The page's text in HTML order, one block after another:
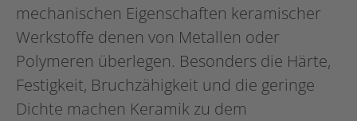
mechanischen Eigenschaften keramischer
Werkstoffe denen von Metallen oder
Polymeren überlegen. Besonders die Härte,
Festigkeit, Bruchzähigkeit und die geringe
Dichte machen Keramik zu dem